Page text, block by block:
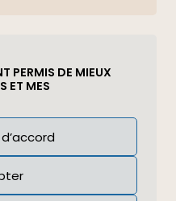
PERMIS DE MIEUX
ET MES